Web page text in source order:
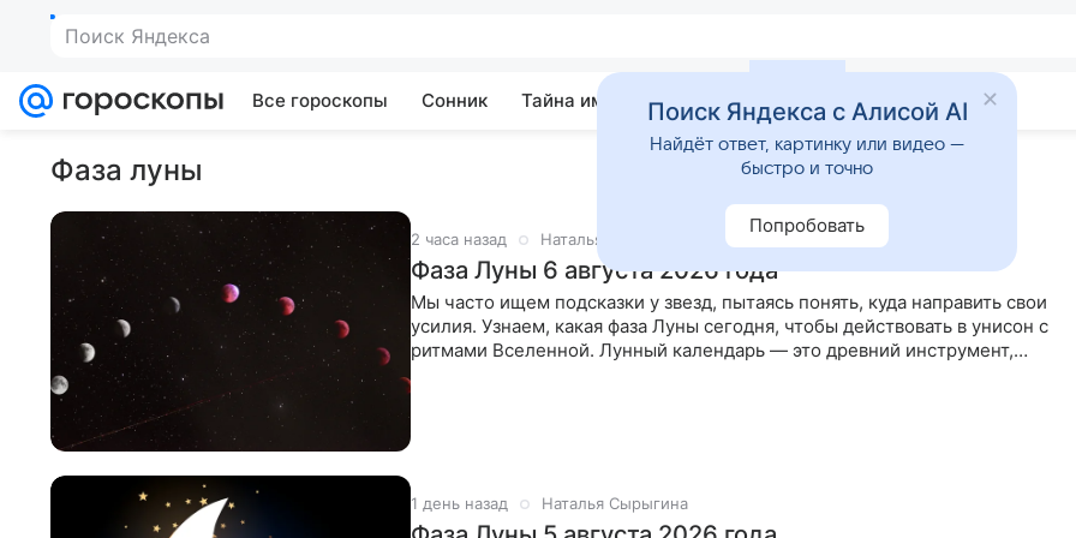
Поиск Яндекса
Все гороскопы Сонник Тайна имени Гадания Приметы
Фаза луны
2 часа назад Наталья Сырыгина
Фаза Луны 6 августа 2026 года
Мы часто ищем подсказки у звезд, пытаясь понять, куда направить свои
усилия. Узнаем, какая фаза Луны сегодня, чтобы действовать в унисон с
ритмами Вселенной. Лунный календарь — это древний инструмент,
1 день назад Наталья Сырыгина
Поиск Яндекса с Алисой AI
Найдёт ответ, картинку или видео —
быстро и точно
Попробовать